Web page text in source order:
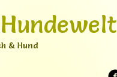
Hundewelt
& Hund